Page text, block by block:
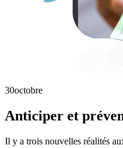
30octobre
Anticiper et
Il y a trois nouvelles réalités